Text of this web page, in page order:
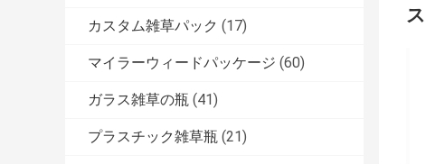
カスタム雑草パック (17)
マイラーウィードパッケージ (60)
ガラス雑草の瓶 (41)
プラスチック雑草瓶 (21)